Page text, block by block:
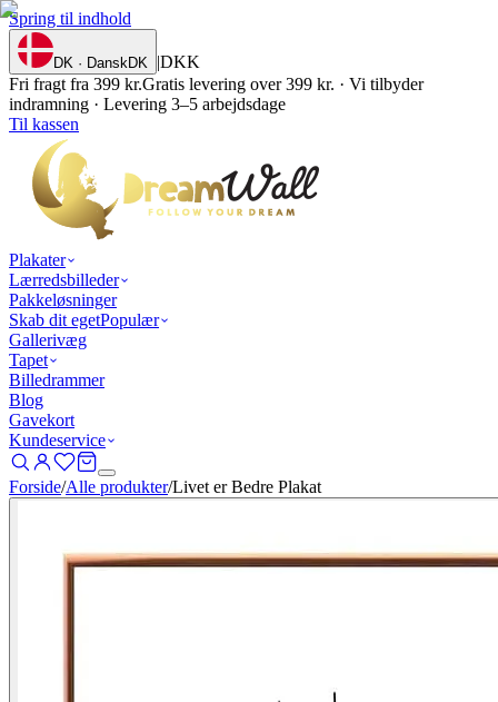
Spring til indhold
DK · DanskDK |DKK
Fri fragt fra 399 kr.Gratis levering over 399 kr. · Vi tilbyder
indramning · Levering 3–5 arbejdsdage
Til kassen
Plakater
Lærredsbilleder
Pakkeløsninger
Skab dit egetPopulær
Gallerivæg
Tapet
Billedrammer
Blog
Gavekort
Kundeservice
Forside/Alle produkter/Livet er Bedre Plakat